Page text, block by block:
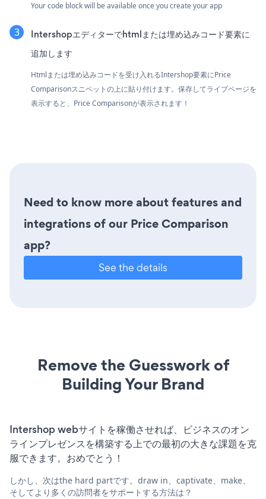
Your code block will be available once you create your app
Intershopエディターでhtmlまたは埋め込みコード要素に
追加します
Htmlまたは埋め込みコードを受け入れるIntershop要素にPrice
Comparisonスニペットの上に貼り付けます。保存してライブページを
表示すると、Price Comparisonが表示されます！
Need to know more about features and
integrations of our Price Comparison
app?
See the details
Remove the Guesswork of
Building Your Brand
Intershop webサイトを稼働させれば、ビジネスのオン
ラインプレゼンスを構築する上での最初の大きな課題を克
服できます。おめでとう！
しかし、次はthe hard partです。draw in、captivate、make、
そしてより多くの訪問者をサポートする方法は？